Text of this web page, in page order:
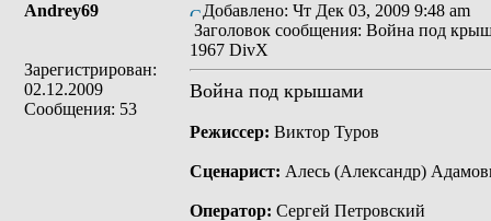
Andrey69
Зарегистрирован:
02.12.2009
Сообщения: 53
Добавлено: Чт Дек 03, 2009 9:48 am
Заголовок сообщения: Война под
1967 DivX
Война под крышами
Режиссер: Виктор Туров
Сценарист: Алесь (Александр)
Оператор: Сергей Петровский